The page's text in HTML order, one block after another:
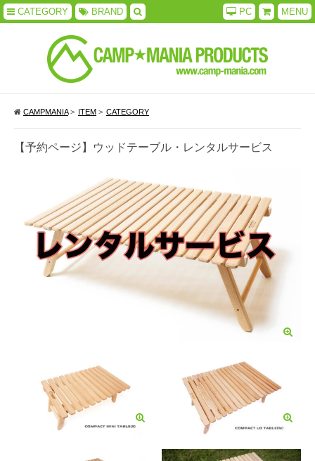
CATEGORY BRAND MENU
PC
CAMPMANIA> ITEM > CATEGORY
【予約ページ】ウッドテーブル・レンタルサービス